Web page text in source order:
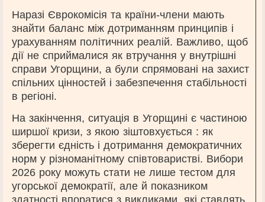
Наразі Єврокомісія та країни-члени мають
знайти баланс між дотриманням принципів і
урахуванням політичних реалій. Важливо, щоб
дії не сприймалися як втручання у внутрішні
справи Угорщини, а були спрямовані на захист
спільних цінностей і забезпечення стабільності
в регіоні.
На закінчення, ситуація в Угорщині є частиною
ширшої кризи, з якою зіштовхується : як
зберегти єдність і дотримання демократичних
норм у різноманітному співтоваристві. Вибори
2026 року можуть стати не лише тестом для
угорської демократії, але й показником